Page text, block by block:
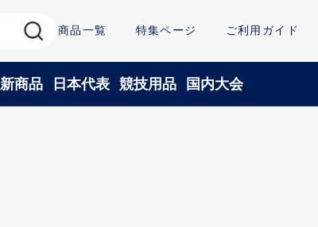
商品一覧 特集ページ ご利用ガイド
新商品 日本代表 競技用品 国内大会